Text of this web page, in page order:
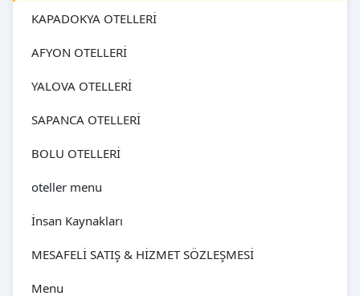
KAPADOKYA OTELLERİ
AFYON OTELLERİ
YALOVA OTELLERİ
SAPANCA OTELLERİ
BOLU OTELLERİ
oteller menu
İnsan Kaynakları
MESAFELİ SATIŞ & HİZMET SÖZLEŞMESİ
Menu